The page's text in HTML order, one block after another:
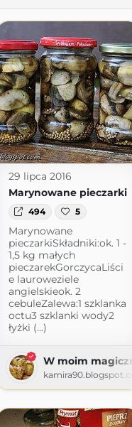
29 lipca 2016
Marynowane pieczarki
494 5
Marynowane
pieczarkiSkładniki:ok. 1 -
1,5 kg małych
pieczarekGorczycaLiści
e lauroweziele
angielskieok. 2
cebuleZalewa:1 szklanka
octu3 szklanki wody2
łyżki (...)
W moim